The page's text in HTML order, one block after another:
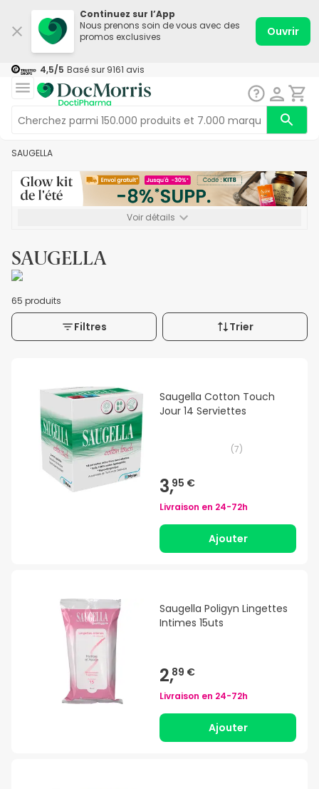
Continuez sur l’App
Nous prenons soin de vous avec des
promos exclusives
Ouvrir
4,5/5 Basé sur 9161 avis
SAUGELLA
Voir détails
SAUGELLA
65 produits
Filtres Trier
Saugella Cotton Touch
Jour 14 Serviettes
(7)
3,95 €
Livraison en 24-72h
Ajouter
Saugella Poligyn Lingettes
Intimes 15uts
2,89 €
Livraison en 24-72h
Ajouter